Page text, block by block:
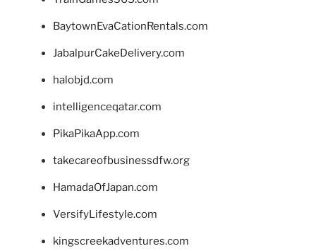
BaytownEvaCationRentals.com
JabalpurCakeDelivery.com
halobjd.com
intelligenceqatar.com
PikaPikaApp.com
takecareofbusinessdfw.org
HamadaOfJapan.com
VersifyLifestyle.com
kingscreekadventures.com